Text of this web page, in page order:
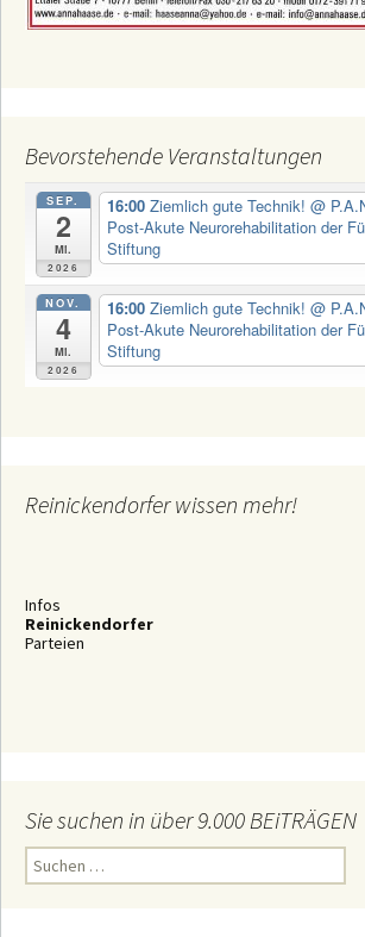
Bevorstehende Veranstaltungen
SEP.
2
Mi.
2026
16:00 Ziemlich gute Technik! @
Post-Akute Neurorehabilitation der
Stiftung
NOV.
4
Mi.
2026
16:00 Ziemlich gute Technik! @
Post-Akute Neurorehabilitation der
Stiftung
Reinickendorfer wissen mehr!
Infos
Reinickendorfer
Parteien
Sie suchen in über 9.000 BEiTRÄGEN